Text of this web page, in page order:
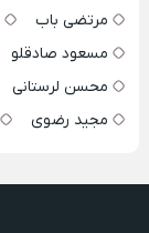
مرتضی باب
مسعود صادقلو
محسن لرستانی
مجید رضوی